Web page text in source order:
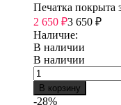
Печатка покрыта
2 650 ₽3 650 ₽
Наличие:
В наличии
В наличии
В корзину
-28%